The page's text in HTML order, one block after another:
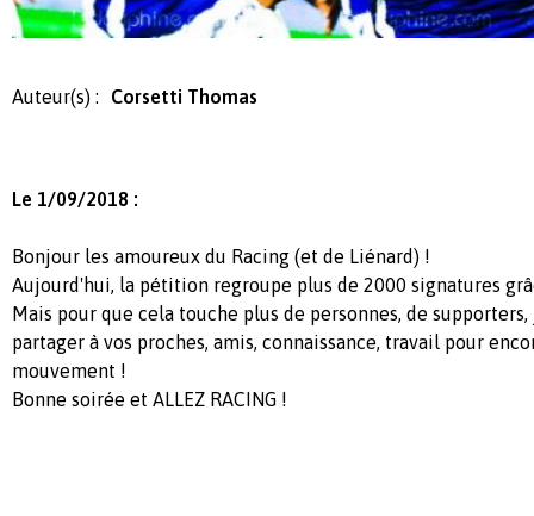
Auteur(s) : Corsetti Thomas
Le 1/09/2018 :
Bonjour les amoureux du Racing (et de Liénard) !
Aujourd'hui, la pétition regroupe plus de 2000 signatures
Mais pour que cela touche plus de personnes, de
partager à vos proches, amis, connaissance, travail pour
mouvement !
Bonne soirée et ALLEZ RACING !